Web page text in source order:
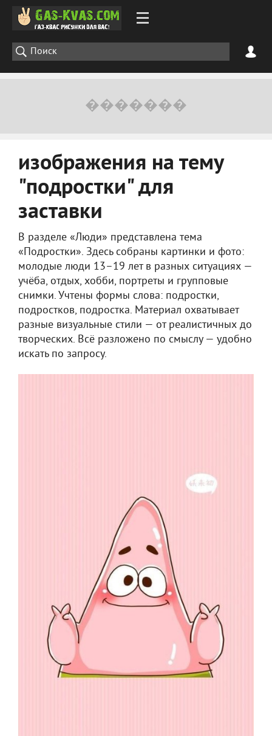
изображения на тему
"подростки" для
заставки
В разделе «Люди» представлена тема
«Подростки». Здесь собраны картинки и фото:
молодые люди 13–19 лет в разных ситуациях —
учёба, отдых, хобби, портреты и групповые
снимки. Учтены формы слова: подростки,
подростков, подростка. Материал охватывает
разные визуальные стили — от реалистичных до
творческих. Всё разложено по смыслу — удобно
искать по запросу.